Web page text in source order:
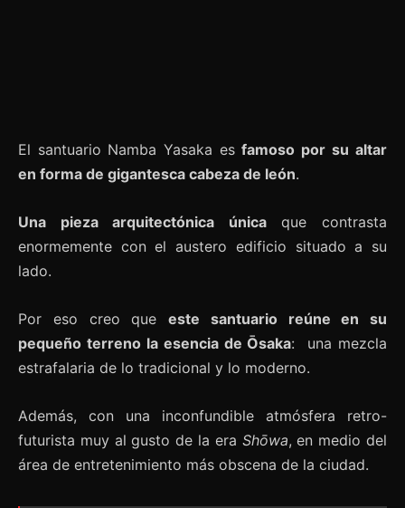
El santuario Namba Yasaka esfamoso por su altar
en forma de gigantesca cabeza de león.
Una pieza arquitectónica únicaque contrasta
enormemente con el austero edificio situado a su
lado.
Por eso creo que este santuario reúne en su
pequeño terreno la esencia de Ōsaka: una mezcla
estrafalaria de lo tradicional y lo moderno.
Además, con una inconfundible atmósfera retro-
futurista muy al gusto de la era Shōwa, en medio del
área de entretenimiento más obscena de la ciudad.